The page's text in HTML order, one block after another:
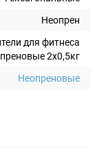
Неопрен
для фитнеса
2x0,5кг
Неопреновые